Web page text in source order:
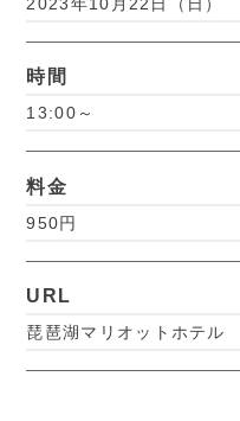
時間
13:00～
料金
950円
URL
琵琶湖マリオットホテル